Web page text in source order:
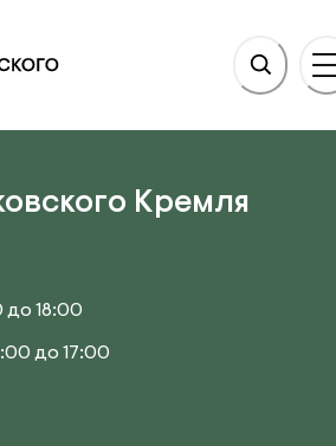
Кремля
до 18:00
до 17:00